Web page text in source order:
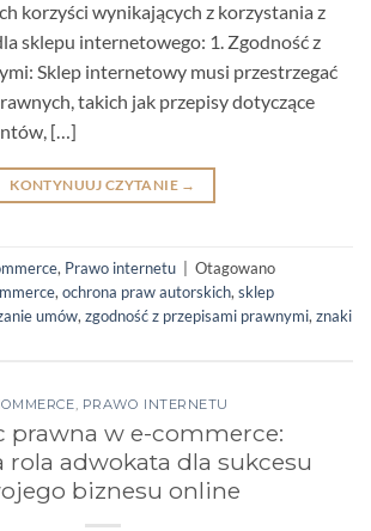
korzyści wynikających z korzystania z
sklepu internetowego: 1. Zgodność z
Sklep internetowy musi przestrzegać
takich jak przepisy dotyczące
[…]
KONTYNUUJ CZYTANIE →
, Prawo internetu
Otagowano
, ochrona praw autorskich, sklep
umów, zgodność z przepisami prawnymi, znaki
, PRAWO INTERNETU
prawna w e-commerce:
rola adwokata dla sukcesu
biznesu online